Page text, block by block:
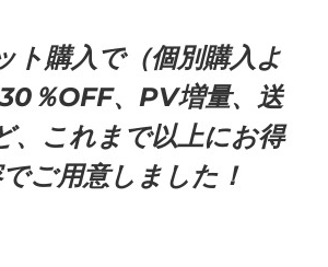
ト購入で（個別購入よ
％OFF、 PV増量、送
、これまで以上にお得
ご用意しました！